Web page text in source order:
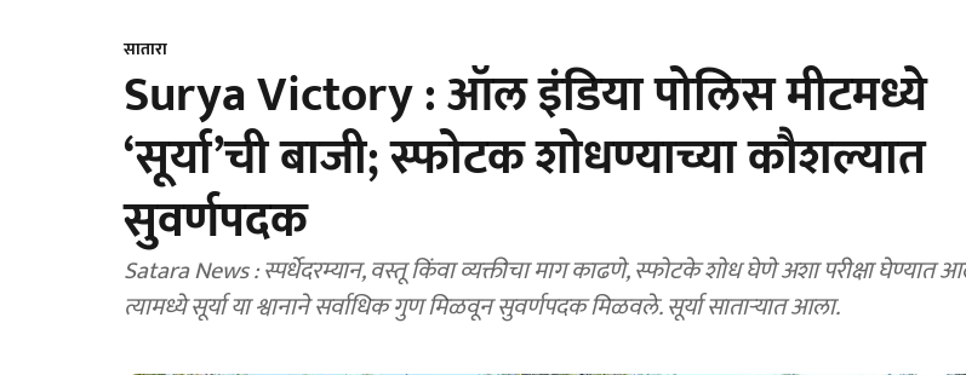
सातारा
Surya Victory : ऑल इंडिया पोलिस मीटमध्ये
‘सूर्या’ची बाजी; स्फोटक शोधण्याच्या कौशल्यात
सुवर्णपदक
Satara News : स्पर्धेदरम्यान, वस्तू किंवा व्यक्तीचा माग काढणे, स्फोटके शोध घेणे अशा परीक्षा घेण्यात
त्यामध्ये सूर्या या श्वानाने सर्वाधिक गुण मिळवून सुवर्णपदक मिळवले. सूर्या साताऱ्यात आला.